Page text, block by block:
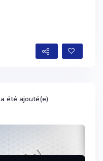
a été ajouté(e)